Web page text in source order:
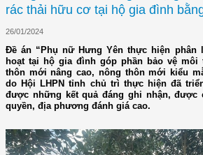
rác thải hữu cơ tại hộ gia đình
26/01/2024
Đề án “Phụ nữ Hưng Yên thực hiện
hoạt tại hộ gia đình góp phần bảo vệ môi
thôn mới nâng cao, nông thôn mới kiểu
do Hội LHPN tỉnh chủ trì thực hiện đã
được những kết quả đáng ghi nhận, được
quyền, địa phương đánh giá cao.